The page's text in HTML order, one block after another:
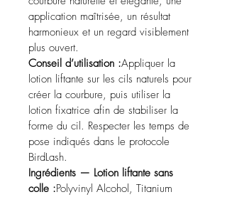
application maîtrisée, un résultat
harmonieux et un regard visiblement
plus ouvert.
Conseil d’utilisation :Appliquer la
lotion liftante sur les cils naturels pour
créer la courbure, puis utiliser la
lotion fixatrice afin de stabiliser la
forme du cil. Respecter les temps de
pose indiqués dans le protocole
BirdLash.
Ingrédients — Lotion liftante sans
colle :Polyvinyl Alcohol, Titanium